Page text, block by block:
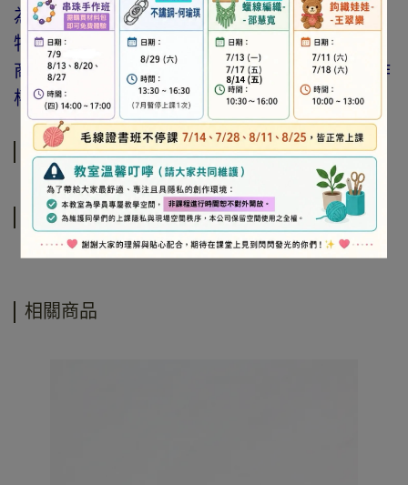
為準。
特價品、客訂商品、毛線、緞帶、繩線、零碼
商品、工具、消耗性商品(如膠類…等)，與著作
權商品(如書籍…等)，恕不接受退換貨。
規格說明
運送方式
相關商品